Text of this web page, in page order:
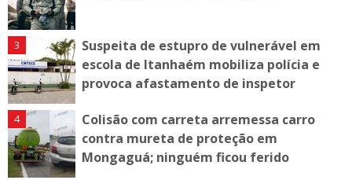
Suspeita de estupro de vulnerável em
escola de Itanhaém mobiliza polícia e
provoca afastamento de inspetor
Colisão com carreta arremessa carro
contra mureta de proteção em
Mongaguá; ninguém ficou ferido